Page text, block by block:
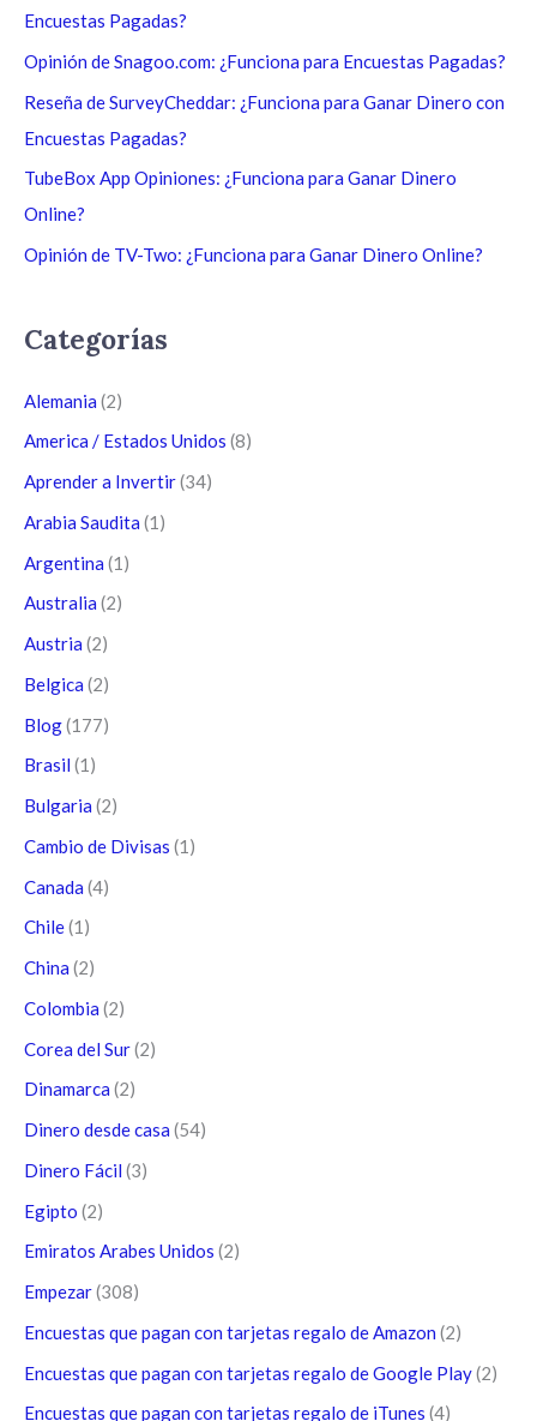
r
p
Encuestas Pagadas?
Opinión de Snagoo.com: ¿Funciona para Encuestas Pagadas?
Reseña de SurveyCheddar: ¿Funciona para Ganar Dinero con
Encuestas Pagadas?
TubeBox App Opiniones: ¿Funciona para Ganar Dinero
Online?
Opinión de TV-Two: ¿Funciona para Ganar Dinero Online?
Categorías
Alemania (2)
America / Estados Unidos (8)
Aprender a Invertir(34)
Arabia Saudita (1)
Argentina (1)
Australia (2)
Austria (2)
Belgica (2)
Blog(177)
Brasil (1)
Bulgaria (2)
Cambio de Divisas (1)
Canada (4)
Chile(1)
China (2)
Colombia (2)
Corea del Sur(2)
Dinamarca (2)
Dinero desde casa (54)
Dinero Fácil (3)
Egipto (2)
Emiratos Arabes Unidos (2)
Empezar(308)
Encuestas que pagan con tarjetas regalo de Amazon (2)
Encuestas que pagan con tarjetas regalo de Google Play(2)
Encuestas que pagan con tarjetas regalo de iTunes (4)